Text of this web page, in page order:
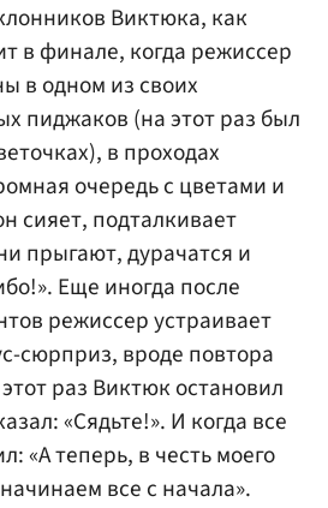
Виктюка, как
в финале, когда режиссер
в одном из своих
пиджаков (на этот раз был
в проходах
очередь с цветами и
сияет, подталкивает
прыгают, дурачатся и
Еще иногда после
режиссер устраивает
сюрприз, вроде повтора
раз Виктюк остановил
«Сядьте!». И когда все
«А теперь, в честь моего
все с начала».